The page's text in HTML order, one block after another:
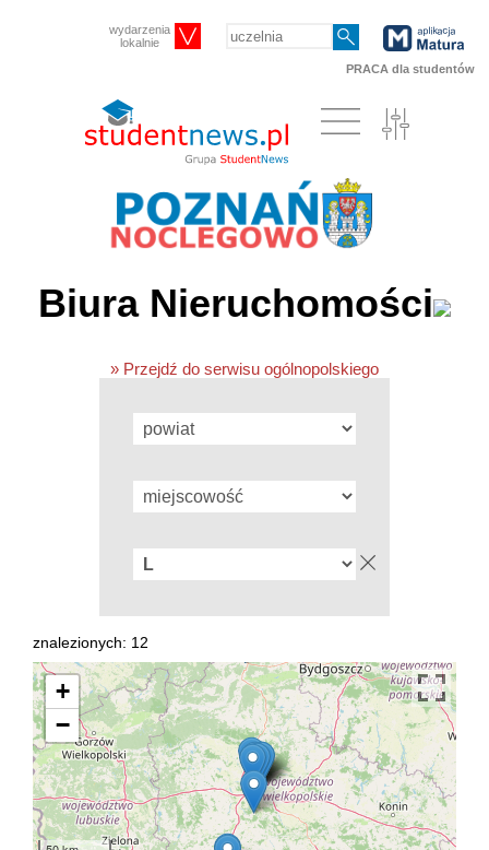
wydarzenia
lokalnie
PRACA dla studentów
Biura Nieruchomości
» Przejdź do serwisu ogólnopolskiego
znalezionych: 12
+
−